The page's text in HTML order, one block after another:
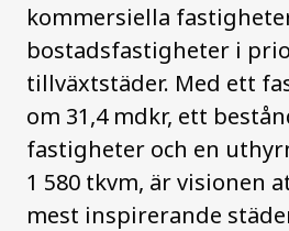
kommersiella
bostadsfastigheter i
tillväxtstäder. Med ett
om 31,4 mdkr, ett
fastigheter och en
1 580 tkvm, är visionen
mest inspirerande